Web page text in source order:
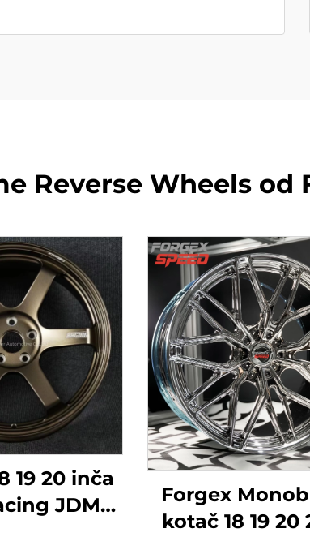
Reverse Wheels od
19 20 inča
JDM
Forgex
kotač 18 19 20